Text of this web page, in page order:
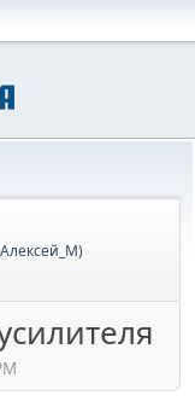
Алексей_М)